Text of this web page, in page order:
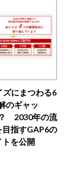
ズにまつわる6
のギャッ
2030年の流
目指すGAP6の
トを公開